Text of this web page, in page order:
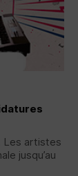
Les artistes
jusqu’au